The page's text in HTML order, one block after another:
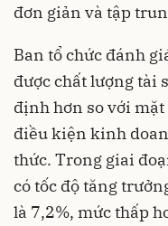
đơn giản và tập
Ban tổ chức đánh
được chất lượng tài
định hơn so với
điều kiện kinh
thức. Trong giai
có tốc độ tăng
là 7,2%, mức thấp